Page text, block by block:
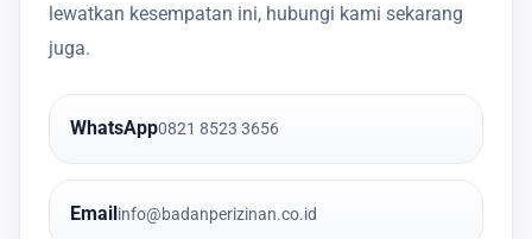
lewatkan kesempatan ini, hubungi kami sekarang
juga.
WhatsApp0821 8523 3656
Email info@badanperizinan.co.id